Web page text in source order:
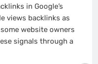
in Google’s
views backlinks as
website owners
signals through a